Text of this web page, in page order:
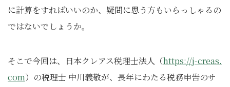
に計算をすればいいのか、疑問に思う方もいらっしゃるの
ではないでしょうか。
そこで今回は、日本クレアス税理士法人（https://j-creas.
com）の税理士 中川義敬が、長年にわたる税務申告のサ